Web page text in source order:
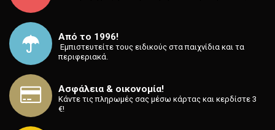
Από το 1996!
⁡ Εμπιστευτείτε τους ειδικούς στα παιχνίδια και τα
περιφεριακά.
Ασφάλεια & οικονομία!
Κάντε τις πληρωμές σας μέσω κάρτας και κερδίστε 3
€!